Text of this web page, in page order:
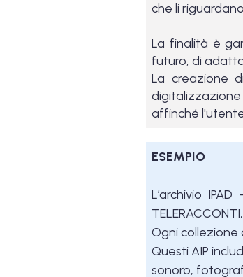
che li
La finalità è
futuro, di
La creazione
affinché
ESEMPIO
L’archivio
Ogni
Questi AIP
sonoro,